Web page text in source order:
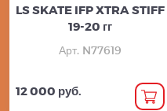
LS SKATE IFP XTRA STIFF
19-20 гг
Арт. N77619
12 000 руб.